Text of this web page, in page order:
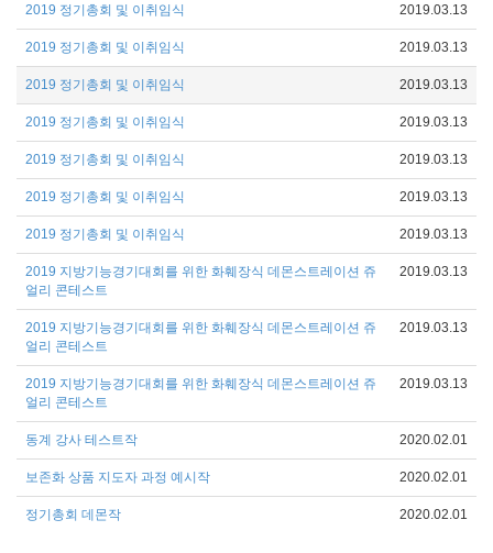
2019 정기총회 및 이취임식 2019.03.13
2019 정기총회 및 이취임식 2019.03.13
2019 정기총회 및 이취임식 2019.03.13
2019 정기총회 및 이취임식 2019.03.13
2019 정기총회 및 이취임식 2019.03.13
2019 정기총회 및 이취임식 2019.03.13
2019 정기총회 및 이취임식 2019.03.13
2019 지방기능경기대회를 위한 화훼장식 데몬스트레이션 쥬
얼리 콘테스트
2019.03.13
2019 지방기능경기대회를 위한 화훼장식 데몬스트레이션 쥬
얼리 콘테스트
2019.03.13
2019 지방기능경기대회를 위한 화훼장식 데몬스트레이션 쥬
얼리 콘테스트
2019.03.13
동계 강사 테스트작 2020.02.01
보존화 상품 지도자 과정 예시작 2020.02.01
정기총회 데몬작 2020.02.01